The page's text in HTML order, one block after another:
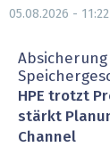
05.08.2026 - 11:22
HPE trotzt
stärkt
Channel